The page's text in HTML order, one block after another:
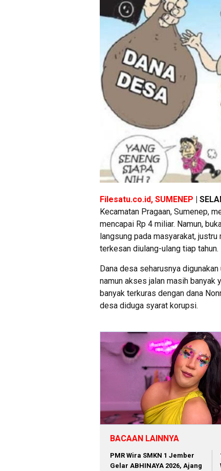
Filesatu.co.id, SUMENEP |
Kecamatan Pragaan, Sumenep,
mencapai Rp 4 miliar. Namun,
langsung pada masyarakat,
terkesan diulang-ulang tiap tahun.
Dana desa seharusnya
namun akses jalan masih banyak
banyak terkuras dengan dana
desa diduga syarat korupsi.
BACAAN LAINNYA
PMR Wira SMKN 1 Jember
Gelar ABHINAYA 2026, Ajang